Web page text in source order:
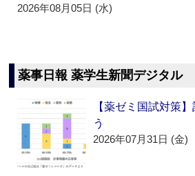
2026年08月05日 (水)
薬事日報 薬学生新聞デジタル
【薬ゼミ国試対策
う
2026年07月31日 (金)